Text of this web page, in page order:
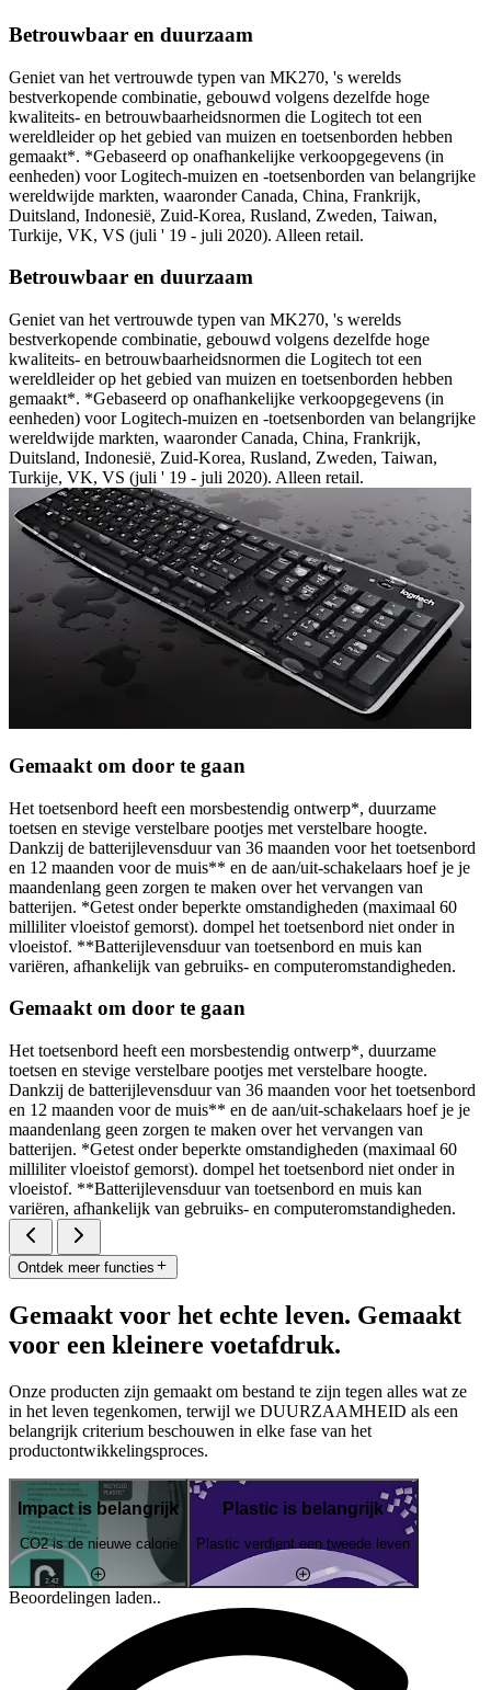
Betrouwbaar en duurzaam
Geniet van het vertrouwde typen van MK270, 's werelds
bestverkopende combinatie, gebouwd volgens dezelfde hoge
kwaliteits- en betrouwbaarheidsnormen die Logitech tot een
wereldleider op het gebied van muizen en toetsenborden hebben
gemaakt*. *Gebaseerd op onafhankelijke verkoopgegevens (in
eenheden) voor Logitech-muizen en -toetsenborden van belangrijke
wereldwijde markten, waaronder Canada, China, Frankrijk,
Duitsland, Indonesië, Zuid-Korea, Rusland, Zweden, Taiwan,
Turkije, VK, VS (juli ' 19 - juli 2020). Alleen retail.
Betrouwbaar en duurzaam
Geniet van het vertrouwde typen van MK270, 's werelds
bestverkopende combinatie, gebouwd volgens dezelfde hoge
kwaliteits- en betrouwbaarheidsnormen die Logitech tot een
wereldleider op het gebied van muizen en toetsenborden hebben
gemaakt*. *Gebaseerd op onafhankelijke verkoopgegevens (in
eenheden) voor Logitech-muizen en -toetsenborden van belangrijke
wereldwijde markten, waaronder Canada, China, Frankrijk,
Duitsland, Indonesië, Zuid-Korea, Rusland, Zweden, Taiwan,
Turkije, VK, VS (juli ' 19 - juli 2020). Alleen retail.
Gemaakt om door te gaan
Het toetsenbord heeft een morsbestendig ontwerp*, duurzame
toetsen en stevige verstelbare pootjes met verstelbare hoogte.
Dankzij de batterijlevensduur van 36 maanden voor het toetsenbord
en 12 maanden voor de muis** en de aan/uit-schakelaars hoef je je
maandenlang geen zorgen te maken over het vervangen van
batterijen. *Getest onder beperkte omstandigheden (maximaal 60
milliliter vloeistof gemorst). dompel het toetsenbord niet onder in
vloeistof. **Batterijlevensduur van toetsenbord en muis kan
variëren, afhankelijk van gebruiks- en computeromstandigheden.
Gemaakt om door te gaan
Het toetsenbord heeft een morsbestendig ontwerp*, duurzame
toetsen en stevige verstelbare pootjes met verstelbare hoogte.
Dankzij de batterijlevensduur van 36 maanden voor het toetsenbord
en 12 maanden voor de muis** en de aan/uit-schakelaars hoef je je
maandenlang geen zorgen te maken over het vervangen van
batterijen. *Getest onder beperkte omstandigheden (maximaal 60
milliliter vloeistof gemorst). dompel het toetsenbord niet onder in
vloeistof. **Batterijlevensduur van toetsenbord en muis kan
variëren, afhankelijk van gebruiks- en computeromstandigheden.
Ontdek meer functies
Gemaakt voor het echte leven. Gemaakt
voor een kleinere voetafdruk.
Onze producten zijn gemaakt om bestand te zijn tegen alles wat ze
in het leven tegenkomen, terwijl we DUURZAAMHEID als een
belangrijk criterium beschouwen in elke fase van het
productontwikkelingsproces.
Impact is belangrijk
CO2 is de nieuwe calorie
Plastic is belangrijk
Plastic verdient een tweede leven
Beoordelingen laden..